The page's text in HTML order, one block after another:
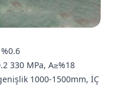
330 MPa, A≥%18
1000-1500mm, İÇ